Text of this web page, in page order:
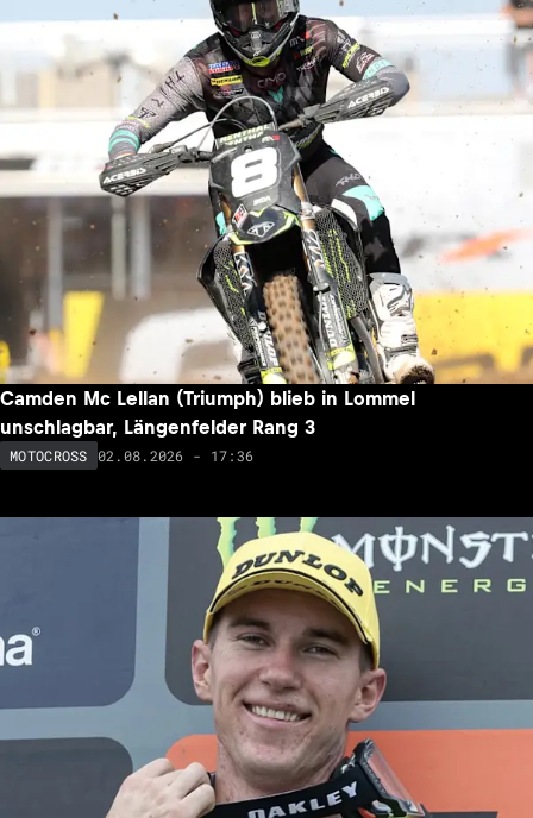
Camden Mc Lellan (Triumph) blieb in Lommel
unschlagbar, Längenfelder Rang 3
MOTOCROSS 02.08.2026 - 17:36